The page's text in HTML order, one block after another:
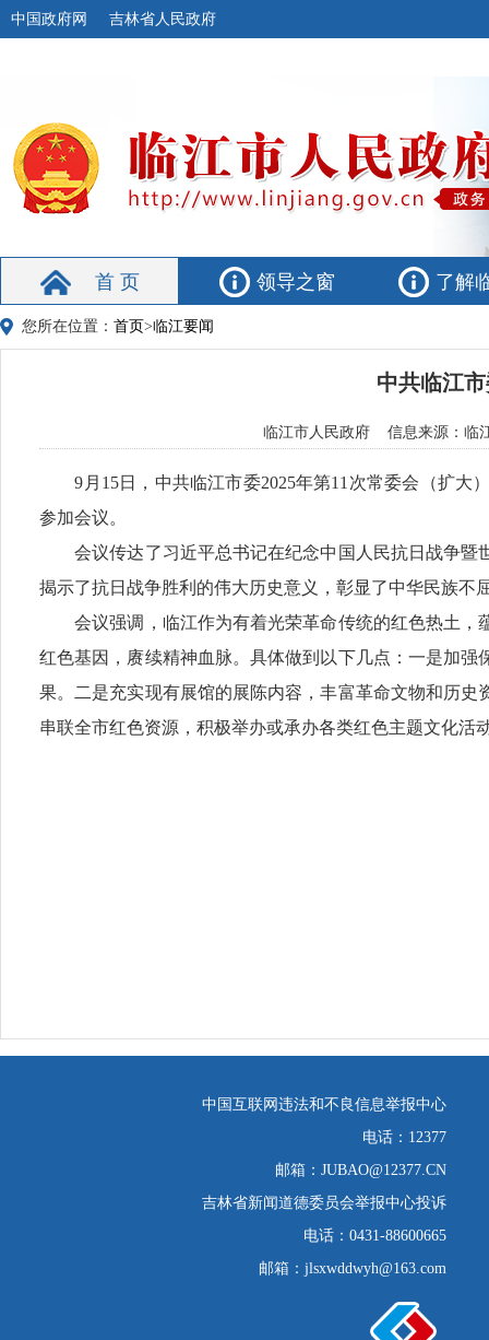
中国政府网 吉林省人民政府
首 页 领导之窗 了解
您所在位置： 首页>临江要闻
中共临江
临江市人民政府 信息来源：临
9月15日，中共临江市委2025年第11次常委会（扩大
参加会议。
会议传达了习近平总书记在纪念中国人民抗日战争暨
揭示了抗日战争胜利的伟大历史意义，彰显了中华民族
会议强调，临江作为有着光荣革命传统的红色热土，
红色基因，赓续精神血脉。具体做到以下几点：一是加
果。二是充实现有展馆的展陈内容，丰富革命文物和历
串联全市红色资源，积极举办或承办各类红色主题文化
中国互联网违法和不良信息举报中心
电话：12377
邮箱：JUBAO@12377.CN
吉林省新闻道德委员会举报中心投诉
电话：0431-88600665
邮箱：jlsxwddwyh@163.com